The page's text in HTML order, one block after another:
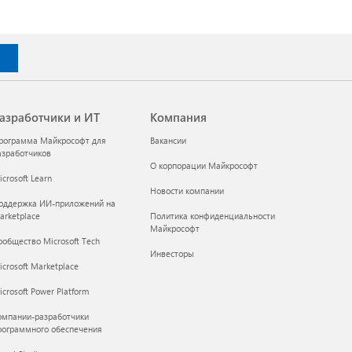
и ИТ
Майкрософт для
Learn
ИИ-приложений на
Microsoft Tech
Marketplace
Power Platform
разработчики
обеспечения
Компания
Вакансии
О корпорации Майкрософт
Новости компании
Политика конфиденциальности
Майкрософт
Инвесторы